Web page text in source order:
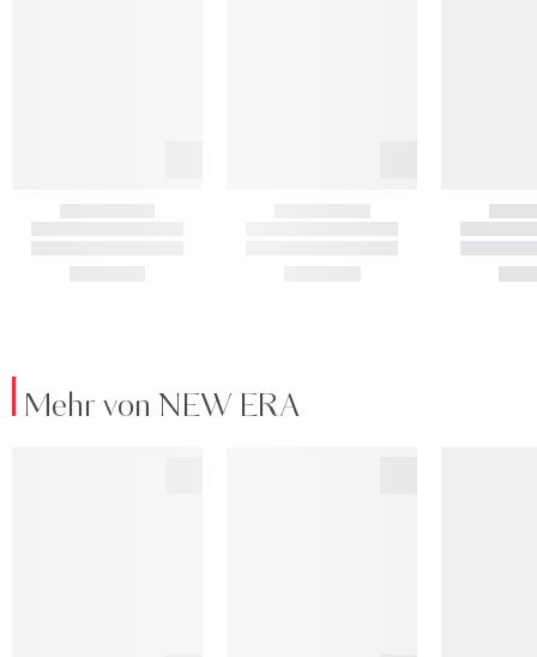
Mehr von NEW ERA